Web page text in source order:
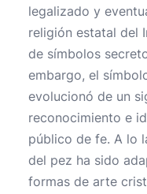
legalizado y
religión estatal del
de símbolos
embargo, el
evolucionó de un
reconocimiento e
público de fe. A lo
del pez ha sido
formas de arte